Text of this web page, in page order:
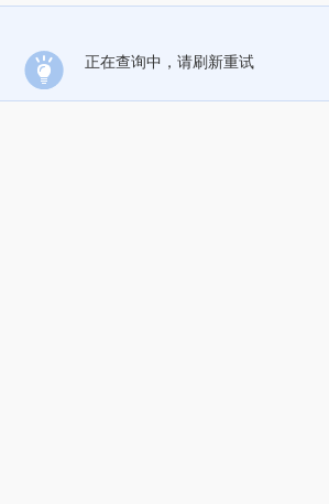
正在查询中，请刷新重试